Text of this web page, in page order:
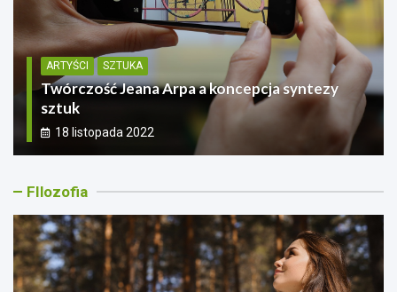
ARTYŚCI SZTUKA
Śladami Picassa przez Paryż
6 lipca 2022
FIlozofia